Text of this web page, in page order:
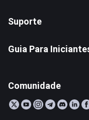
Suporte
Guia Para
Comunidade